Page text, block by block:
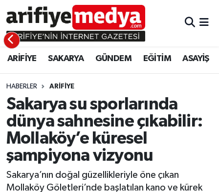
ARİFİYE SAKARYA GÜNDEM EĞİTİM ASAYİŞ
HABERLER ARİFİYE
Sakarya su sporlarında
dünya sahnesine çıkabilir:
Mollaköy’e küresel
şampiyona vizyonu
Sakarya’nın doğal güzellikleriyle öne çıkan
Mollaköy Göletleri’nde başlatılan kano ve kürek
ARİFİYE
SAKARYA
GÜNDEM
EĞİTİM
ASAYİŞ
EKONOMİ
ARİFİYE
GÜNDEM
EĞİTİM
EKONOMİ
ASAYİŞ
Sakarya Hava Durumu
Sakarya Namaz Vakitleri
Sakarya Trafik Yoğunluk Haritası
Süper Lig Puan Durumu ve Fikstür
Tüm Manşetler
Son Dakika Haberleri
Haber Arşivi